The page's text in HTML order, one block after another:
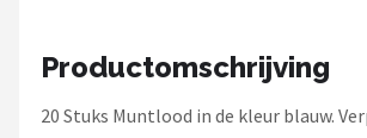
Productomschrijving
20 Stuks Muntlood in de kleur blauw.